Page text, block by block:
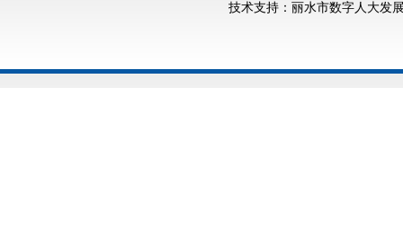
技术支持：丽水市数字人大发